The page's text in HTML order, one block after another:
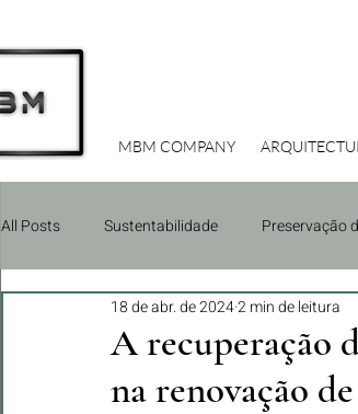
MBM COMPANY
All Posts Sustentabilidade Preservação
Investimentos Imobiliários Due Diligence
A recuperação
na renovação
18 de abr. de 20242 min de leitura